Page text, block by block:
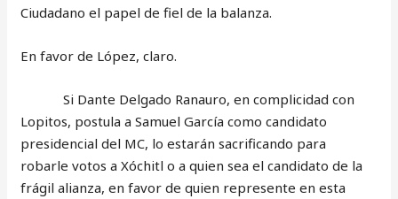
Ciudadano el papel de fiel de la balanza.
En favor de López, claro.
Si Dante Delgado Ranauro, en complicidad con
Lopitos, postula a Samuel García como candidato
presidencial del MC, lo estarán sacrificando para
robarle votos a Xóchitl o a quien sea el candidato de la
frágil alianza, en favor de quien represente en esta